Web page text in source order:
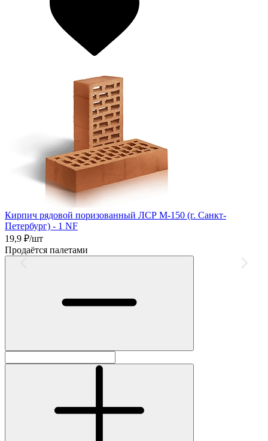
Кирпич рядовой поризованный ЛСР М-150 (г. Санкт-
Петербург) - 1 NF
19,9 ₽/шт
Продаётся палетами